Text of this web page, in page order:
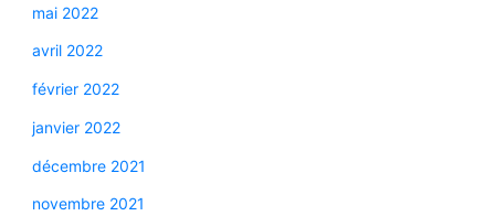
mai 2022
avril 2022
février 2022
janvier 2022
décembre 2021
novembre 2021